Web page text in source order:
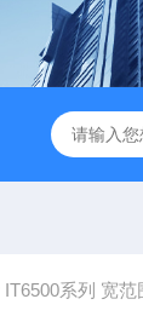
交流电源
系列 宽